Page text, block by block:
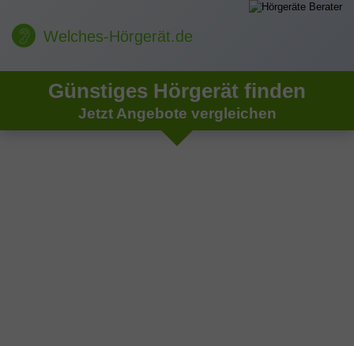
Welches-Hörgerät.de
Günstiges Hörgerät finden
Jetzt Angebote vergleichen